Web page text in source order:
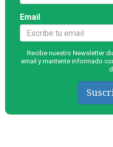
Email
Recibe nuestro Newsletter
email y mantente informado